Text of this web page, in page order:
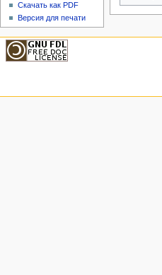
Скачать как PDF
Версия для печати